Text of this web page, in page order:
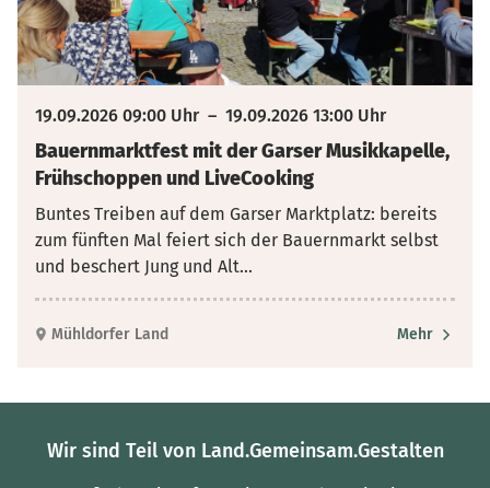
19.09.2026 09:00 Uhr– 19.09.2026 13:00 Uhr
Bauernmarktfest mit der Garser Musikkapelle,
Frühschoppen und LiveCooking
Buntes Treiben auf dem Garser Marktplatz: bereits
zum fünften Mal feiert sich der Bauernmarkt selbst
und beschert Jung und Alt...
Mühldorfer Land Mehr
Wir sind Teil von Land.Gemeinsam.Gestalten